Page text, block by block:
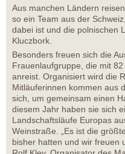
Aus manchen Ländern
so ein Team aus der
dabei ist und die polnischen
Kluczbork.
Besonders freuen sich die
Frauenlaufgruppe, die mit
anreist. Organisiert wird die
Mitläuferinnen kommen aus
sich, um gemeinsam einen
diesem Jahr haben sie sich
Landschaftsläufe Europas
Weinstraße. „Es ist die
bisher hatten und wir freuen